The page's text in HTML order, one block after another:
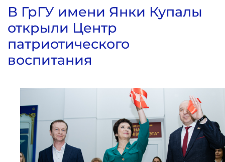
В ГрГУ имени Янки Купалы
открыли Центр
патриотического
воспитания